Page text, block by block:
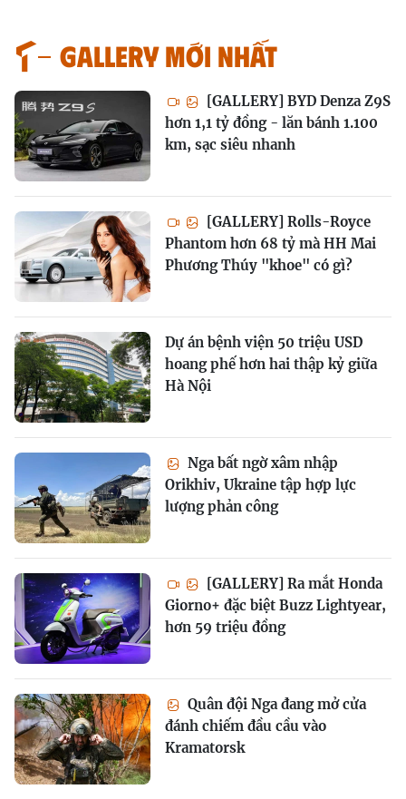
GALLERY MỚI NHẤT
[GALLERY] BYD Denza Z9S
hơn 1,1 tỷ đồng - lăn bánh 1.100
km, sạc siêu nhanh
[GALLERY] Rolls-Royce
Phantom hơn 68 tỷ mà HH Mai
Phương Thúy "khoe" có gì?
Dự án bệnh viện 50 triệu USD
hoang phế hơn hai thập kỷ giữa
Hà Nội
Nga bất ngờ xâm nhập
Orikhiv, Ukraine tập hợp lực
lượng phản công
[GALLERY] Ra mắt Honda
Giorno+ đặc biệt Buzz Lightyear,
hơn 59 triệu đồng
Quân đội Nga đang mở cửa
đánh chiếm đầu cầu vào
Kramatorsk